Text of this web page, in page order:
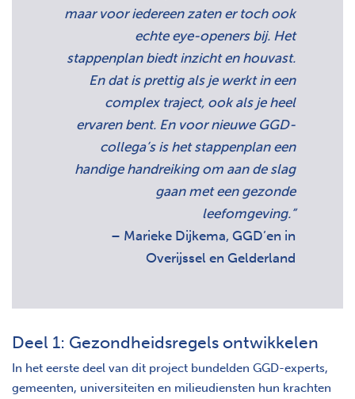
maar voor iedereen zaten er toch ook
echte eye-openers bij. Het
stappenplan biedt inzicht en houvast.
En dat is prettig als je werkt in een
complex traject, ook als je heel
ervaren bent. En voor nieuwe GGD-
collega’s is het stappenplan een
handige handreiking om aan de slag
gaan met een gezonde
leefomgeving.”
– Marieke Dijkema, GGD’en in
Overijssel en Gelderland
Deel 1: Gezondheidsregels ontwikkelen
In het eerste deel van dit project bundelden GGD-experts,
gemeenten, universiteiten en milieudiensten hun krachten